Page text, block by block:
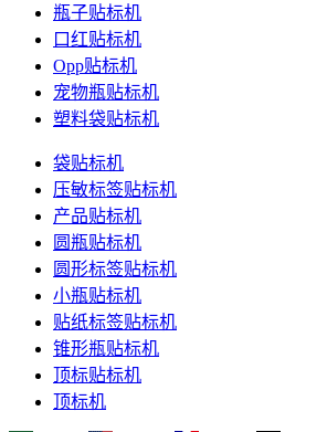
瓶子贴标机
口红贴标机
Opp贴标机
宠物瓶贴标机
塑料袋贴标机
袋贴标机
压敏标签贴标机
产品贴标机
圆瓶贴标机
圆形标签贴标机
小瓶贴标机
贴纸标签贴标机
锥形瓶贴标机
顶标贴标机
顶标机